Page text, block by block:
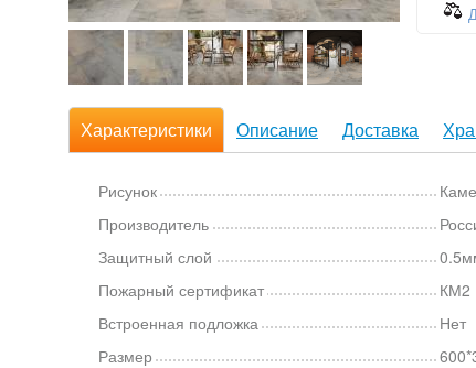
Характеристики Описание Доставка
Рисунок
Производитель
Защитный слой
Пожарный сертификат
КМ2
Встроенная подложка
Нет
Размер